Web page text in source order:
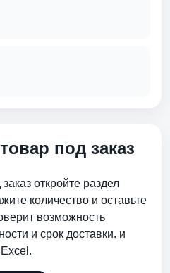
под заказ
откройте раздел
количество и оставьте
возможность
и срок доставки. и